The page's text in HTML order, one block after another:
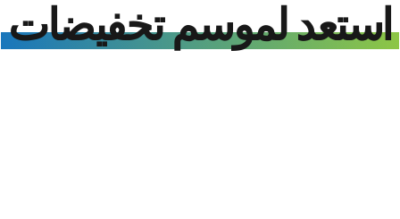
استعد لموسم تخفيضات